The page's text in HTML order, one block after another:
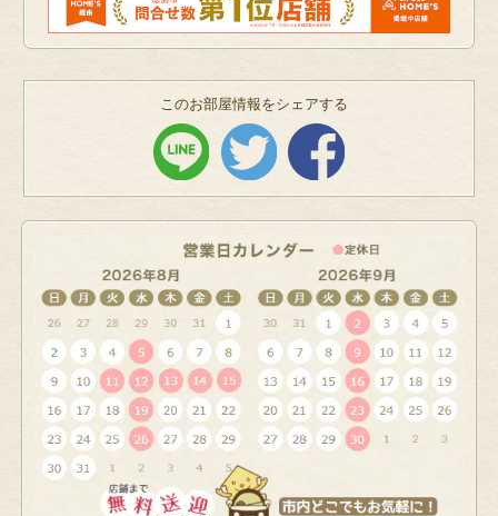
このお部屋情報をシェアする